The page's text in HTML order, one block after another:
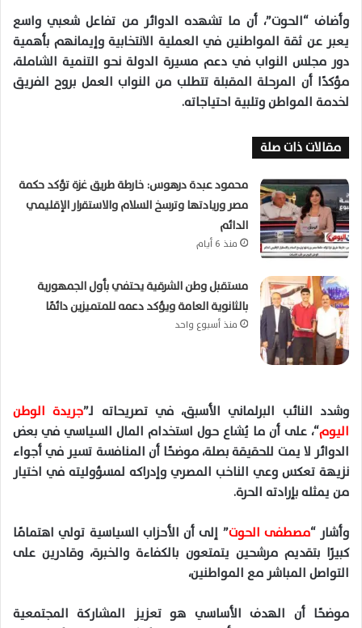
وأضاف “الحوت”، أن ما تشهده الدوائر من تفاعل شعبي واسع
يعبر عن ثقة المواطنين في العملية الانتخابية وإيمانهم بأهمية
دور مجلس النواب في دعم مسيرة الدولة نحو التنمية الشاملة،
مؤكدًا أن المرحلة المقبلة تتطلب من النواب العمل بروح الفريق
لخدمة المواطن وتلبية احتياجاته.
مقالات ذات صلة
محمود عبدة درهوس: خارطة طريق غزة تؤكد حكمة
مصر وريادتها وترسخ السلام والاستقرار الإقليمي
الدائم
منذ 6 أيام
مستقبل وطن الشرقية يحتفي بأول الجمهورية
بالثانوية العامة ويؤكد دعمه للمتميزين دائمًا
منذ أسبوع واحد
وشدد النائب البرلماني الأسبق، في تصريحاته لـ”جريدة الوطن
اليوم“، على أن ما يُشاع حول استخدام المال السياسي في بعض
الدوائر لا يمت للحقيقة بصلة، موضحًا أن المنافسة تسير في أجواء
نزيهة تعكس وعي الناخب المصري وإدراكه لمسؤوليته في اختيار
من يمثله بإرادته الحرة.
وأشار “مصطفى الحوت” إلى أن الأحزاب السياسية تولي اهتمامًا
كبيرًا بتقديم مرشحين يتمتعون بالكفاءة والخبرة، وقادرين على
التواصل المباشر مع المواطنين،
موضحًا أن الهدف الأساسي هو تعزيز المشاركة المجتمعية